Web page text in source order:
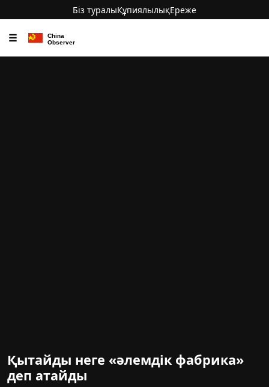
Біз туралыҚұпиялылықЕреже
☰
Қытайды неге «әлемдік фабрика»
деп атайды